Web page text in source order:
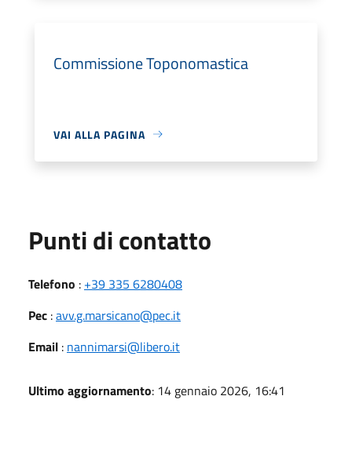
Commissione Toponomastica
VAI ALLA PAGINA
Punti di contatto
Telefono : +39 335 6280408
Pec :avv.g.marsicano@pec.it
Email : nannimarsi@libero.it
Ultimo aggiornamento: 14 gennaio 2026, 16:41